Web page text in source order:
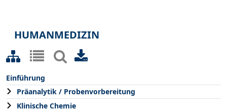
HUMANMEDIZIN
Einführung
Präanalytik / Probenvorbereitung
Klinische Chemie